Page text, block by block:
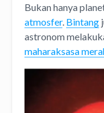
Bukan hanya
atmosfer. Bintang
astronom
maharaksasa